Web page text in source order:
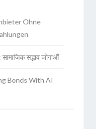
Ohne
सद्भाव जोगाऔं
Bonds With AI